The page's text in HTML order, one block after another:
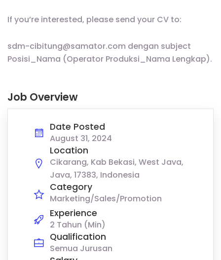
If you’re interested, please send your CV to:
sdm-cibitung@samator.com dengan subject
Posisi_Nama (Operator Produksi_Nama Lengkap).
Job Overview
Date Posted
August 31, 2024
Location
Cikarang, Kab Bekasi, West Java,
Java, 17383, Indonesia
Category
Marketing/Sales/Promotion
Experience
2 Tahun (Min)
Qualification
Semua Jurusan